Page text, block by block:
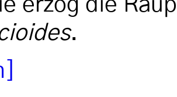
erzog die
.